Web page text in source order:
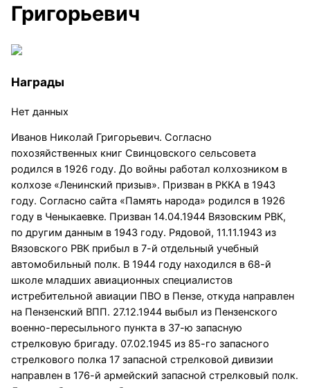
Григорьевич
Награды
Нет данных
Иванов Николай Григорьевич. Согласно
похозяйственных книг Свинцовского сельсовета
родился в 1926 году. До войны работал колхозником в
колхозе «Ленинский призыв». Призван в РККА в 1943
году. Согласно сайта «Память народа» родился в 1926
году в Ченыкаевке. Призван 14.04.1944 Вязовским РВК,
по другим данным в 1943 году. Рядовой, 11.11.1943 из
Вязовского РВК прибыл в 7-й отдельный учебный
автомобильный полк. В 1944 году находился в 68-й
школе младших авиационных специалистов
истребительной авиации ПВО в Пензе, откуда направлен
на Пензенский ВПП. 27.12.1944 выбыл из Пензенского
военно-пересыльного пункта в 37-ю запасную
стрелковую бригаду. 07.02.1945 из 85-го запасного
стрелкового полка 17 запасной стрелковой дивизии
направлен в 176-й армейский запасной стрелковый полк.